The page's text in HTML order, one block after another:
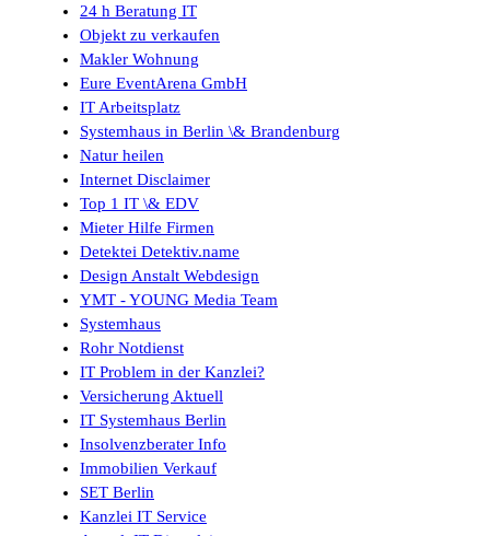
24 h Beratung IT
Objekt zu verkaufen
Makler Wohnung
Eure EventArena GmbH
IT Arbeitsplatz
Systemhaus in Berlin \& Brandenburg
Natur heilen
Internet Disclaimer
Top 1 IT \& EDV
Mieter Hilfe Firmen
Detektei Detektiv.name
Design Anstalt Webdesign
YMT - YOUNG Media Team
Systemhaus
Rohr Notdienst
IT Problem in der Kanzlei?
Versicherung Aktuell
IT Systemhaus Berlin
Insolvenzberater Info
Immobilien Verkauf
SET Berlin
Kanzlei IT Service